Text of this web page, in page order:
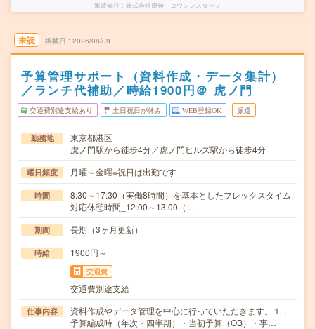
派遣会社 株式会社庚伸 コウシンスタッフ
未読 掲載日 2026/08/09
予算管理サポート（資料作成・データ集計）
／ランチ代補助／時給1900円＠ 虎ノ門
交通費別途支給あり 土日祝日が休み WEB登録OK 派遣
勤務地
東京都港区
虎ノ門駅から徒歩4分／虎ノ門ヒルズ駅から徒歩4分
曜日頻度 月曜～金曜※祝日は出勤です
時間
8:30～17:30（実働8時間）を基本としたフレックスタイム
対応休憩時間_12:00～13:00（…
期間 長期（3ヶ月更新）
時給 1900円～
交通費
交通費別途支給
仕事内容
資料作成やデータ管理を中心に行っていただきます。１．
予算編成時（年次・四半期）・当初予算（OB）・事…